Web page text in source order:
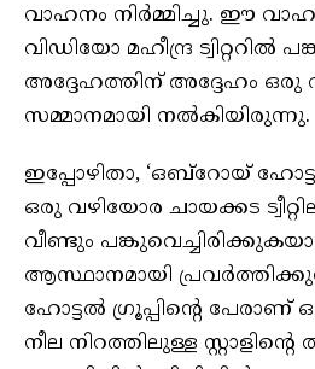
വാഹനം നിർമ്മിച്ചു. ഈ
വിഡിയോ മഹീന്ദ്ര ട്വിറ്ററിൽ
അദ്ദേഹത്തിന് അദ്ദേഹം ഒരു
സമ്മാനമായി നൽകിയിരുന്നു.
ഇപ്പോഴിതാ, ‘ഒബ്‌റോയ്
ഒരു വഴിയോര ചായക്കട
വീണ്ടും
ആസ്ഥാനമായി
ഹോട്ടൽ ഗ്രൂപ്പിന്റെ
നീല നിറത്തിലുള്ള